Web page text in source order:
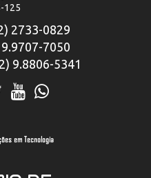
125
2733-0829
7050
9.8806-5341